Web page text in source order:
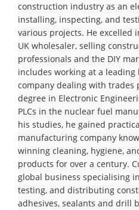
construction industry as an
installing, inspecting, and
various projects. He excelled
UK wholesaler, selling
professionals and the DIY
includes working at a
company dealing with trades
degree in Electronic
PLCs in the nuclear fuel
his studies, he gained
manufacturing company
winning cleaning, hygiene,
products for over a century.
global business specialising
testing, and distributing
adhesives, sealants and drill